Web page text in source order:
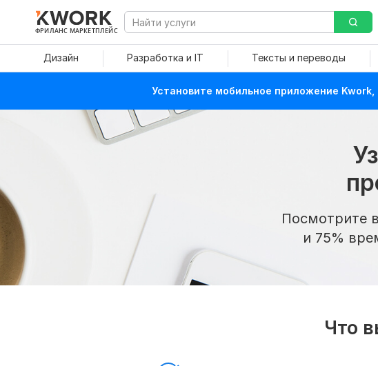
ФРИЛАНС МАРКЕТПЛЕЙС
Дизайн Разработка и IT Тексты и переводы
Установите мобильное приложение
Посмотрите
и 75%
Что